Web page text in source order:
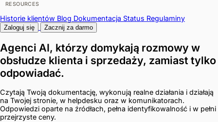
RESOURCES
Historie klientów Blog Dokumentacja Status Regulaminy
Zaloguj się Zacznij za darmo
Agenci AI, którzy domykają rozmowy w
obsłudze klienta i sprzedaży, zamiast tylko
odpowiadać.
Czytają Twoją dokumentację, wykonują realne działania i działają
na Twojej stronie, w helpdesku oraz w komunikatorach.
Odpowiedzi oparte na źródłach, pełna identyfikowalność i w pełni
przejrzyste ceny.